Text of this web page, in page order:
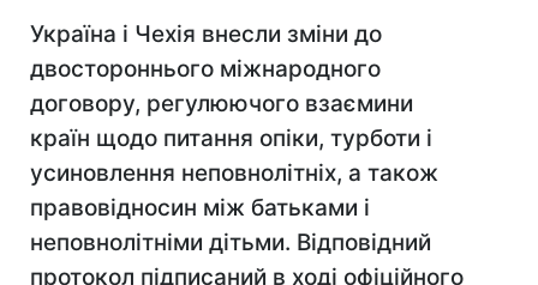
Україна і Чехія внесли зміни до
двостороннього міжнародного
договору, регулюючого взаємини
країн щодо питання опіки, турботи і
усиновлення неповнолітніх, а також
правовідносин між батьками і
неповнолітніми дітьми. Відповідний
протокол підписаний в ході офіційного